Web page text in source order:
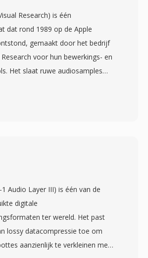
Research) is één
dat rond 1989 op de Apple
gemaakt door het bedrijf
voor hun bewerkings- en
Het slaat ruwe audiosamples
door één header met vaste
behouden blijft
Macintosh-
in de late jaren tachtig en
negentig, toen het Mac-platform
computerwereld domineerde. Één
ongecomprimeerde opslag die
1 Audio Layer III) is één van de
digitale
ter wereld. Het past
lossy datacompressie toe om
aanzienlijk te verkleinen met